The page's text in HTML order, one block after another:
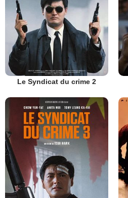
Le Syndicat du crime 2